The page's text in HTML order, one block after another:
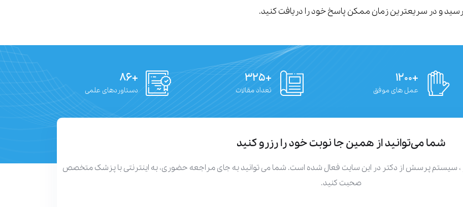
و در سریعترین زمان ممکن پاسخ خود را دریافت کنید.
+۱۲۰۰
عمل های موفق
+۳۲۵
تعداد مقالات
+۸۶
دستاوردهای علمی
شما می‌توانید از همین جا نوبت خود را رزرو کنید
سیستم پرسش از دکتر در این سایت فعال شده است. شما می توانید به جای مراجعه حضوری، به اینترنتی با پزشک متخصص
صحبت کنید.